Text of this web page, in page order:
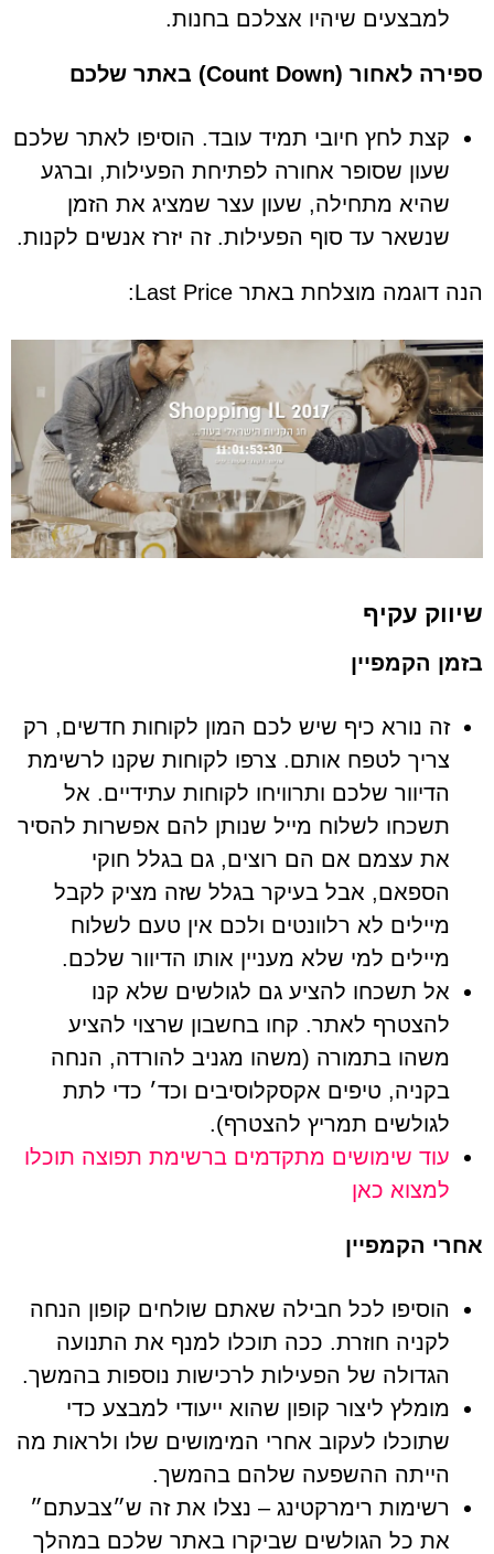
למבצעים שיהיו אצלכם בחנות.
ספירה לאחור (Count Down) באתר שלכם
קצת לחץ חיובי תמיד עובד. הוסיפו לאתר שלכם
שעון שסופר אחורה לפתיחת הפעילות, וברגע
שהיא מתחילה, שעון עצר שמציג את הזמן
שנשאר עד סוף הפעילות. זה יזרז אנשים לקנות.
הנה דוגמה מוצלחת באתר Last Price:
שיווק עקיף
בזמן הקמפיין
זה נורא כיף שיש לכם המון לקוחות חדשים, רק
צריך לטפח אותם. צרפו לקוחות שקנו לרשימת
הדיוור שלכם ותרוויחו לקוחות עתידיים. אל
תשכחו לשלוח מייל שנותן להם אפשרות להסיר
את עצמם אם הם רוצים, גם בגלל חוקי
הספאם, אבל בעיקר בגלל שזה מציק לקבל
מיילים לא רלוונטים ולכם אין טעם לשלוח
מיילים למי שלא מעניין אותו הדיוור שלכם.
אל תשכחו להציע גם לגולשים שלא קנו
להצטרף לאתר. קחו בחשבון שרצוי להציע
משהו בתמורה (משהו מגניב להורדה, הנחה
בקניה, טיפים אקסקלוסיבים וכד׳ כדי לתת
לגולשים תמריץ להצטרף).
עוד שימושים מתקדמים ברשימת תפוצה תוכלו
למצוא כאן
אחרי הקמפיין
הוסיפו לכל חבילה שאתם שולחים קופון הנחה
לקניה חוזרת. ככה תוכלו למנף את התנועה
הגדולה של הפעילות לרכישות נוספות בהמשך.
מומלץ ליצור קופון שהוא ייעודי למבצע כדי
שתוכלו לעקוב אחרי המימושים שלו ולראות מה
הייתה ההשפעה שלהם בהמשך.
רשימות רימרקטינג – נצלו את זה ש״צבעתם״
את כל הגולשים שביקרו באתר שלכם במהלך